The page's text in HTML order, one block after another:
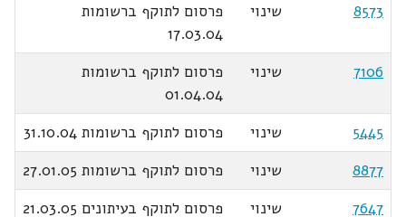
8573
שינוי
פרסום לתוקף ברשומות
17.03.04
7106
שינוי
פרסום לתוקף ברשומות
01.04.04
5445
שינוי
פרסום לתוקף ברשומות 31.10.04
8877
שינוי
פרסום לתוקף ברשומות 27.01.05
7647
שינוי פרסום לתוקף בעיתונים 21.03.05